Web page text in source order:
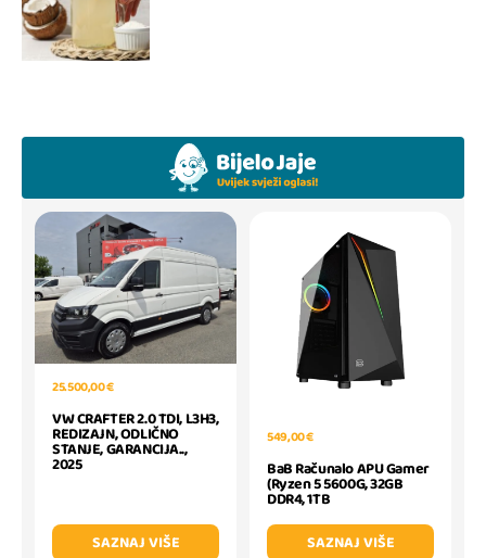
25.500,00 €
VW CRAFTER 2.0 TDI, L3H3,
REDIZAJN, ODLIČNO
STANJE, GARANCIJA..,
2025
SAZNAJ VIŠE
549,00 €
BaB Računalo APU Gamer
(Ryzen 5 5600G, 32GB
DDR4, 1TB
SAZNAJ VIŠE